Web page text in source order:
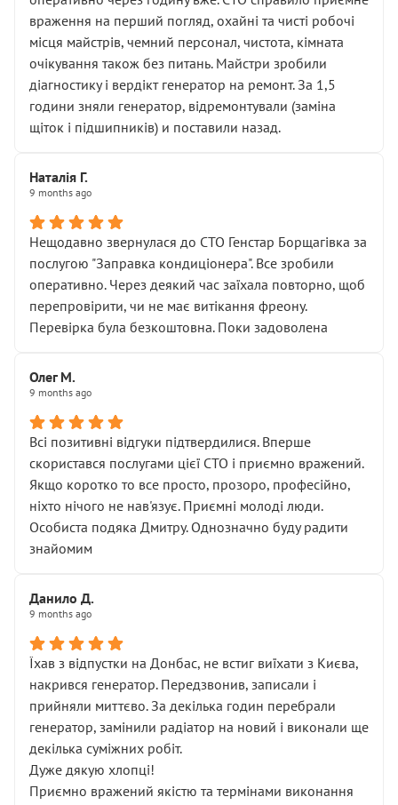
враження на перший погляд, охайні та чисті робочі
місця майстрів, чемний персонал, чистота, кімната
очікування також без питань. Майстри зробили
діагностику і вердікт генератор на ремонт. За 1,5
години зняли генератор, відремонтували (заміна
щіток і підшипників) и поставили назад.
Наталія Г.
9 months ago
Нещодавно звернулася до СТО Генстар Борщагівка за
послугою "Заправка кондиціонера". Все зробили
оперативно. Через деякий час заїхала повторно, щоб
перепровірити, чи не має витікання фреону.
Перевірка була безкоштовна. Поки задоволена
Олег М.
9 months ago
Всі позитивні відгуки підтвердилися. Вперше
скористався послугами цієї СТО і приємно вражений.
Якщо коротко то все просто, прозоро, професійно,
ніхто нічого не нав'язує. Приємні молоді люди.
Особиста подяка Дмитру. Однозначно буду радити
знайомим
Данило Д.
9 months ago
Їхав з відпустки на Донбас, не встиг виїхати з Києва,
накрився генератор. Передзвонив, записали і
прийняли миттєво. За декілька годин перебрали
генератор, замінили радіатор на новий і виконали ще
декілька суміжних робіт.
Дуже дякую хлопці!
Приємно вражений якістю та термінами виконання